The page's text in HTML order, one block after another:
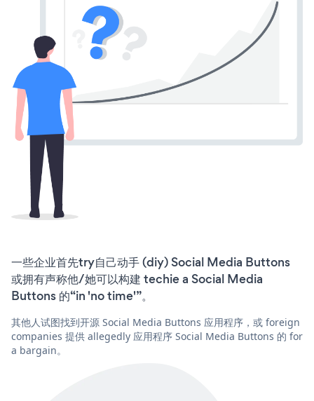
一些企业首先try自己动手 (diy) Social Media Buttons
或拥有声称他/她可以构建 techie a Social Media
Buttons 的“in 'no time'”。
其他人试图找到开源 Social Media Buttons 应用程序，或 foreign
companies 提供 allegedly 应用程序 Social Media Buttons 的 for
a bargain。